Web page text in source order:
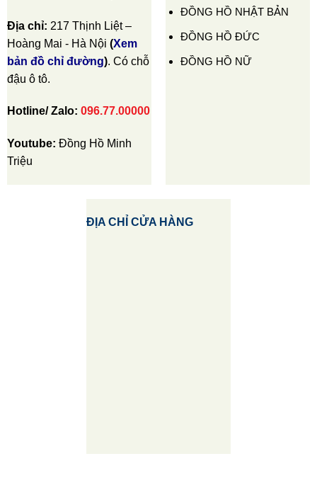
Địa chỉ: 217 Thịnh Liệt –
Hoàng Mai - Hà Nội (Xem
bản đồ chỉ đường). Có chỗ
đậu ô tô.
Hotline/ Zalo: 096.77.00000
Youtube: Đồng Hồ Minh
Triệu
ĐỒNG HỒ NHẬT BẢN
ĐỒNG HỒ ĐỨC
ĐỒNG HỒ NỮ
ĐỊA CHỈ CỬA HÀNG